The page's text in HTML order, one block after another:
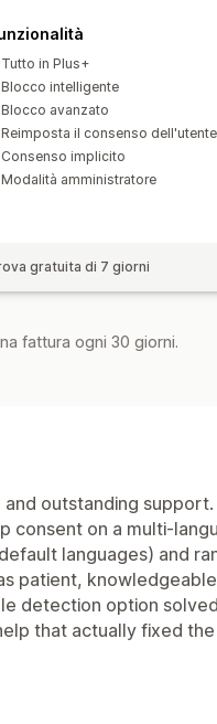
Tutto in Plus+
Blocco intelligente
Blocco avanzato
Reimposta il consenso dell'utente
Consenso implicito
Modalità amministratore
gratuita di 7 giorni
fattura ogni 30 giorni.
outstanding support.
consent on a multi-
languages) and
patient,
detection option
that actually fixed